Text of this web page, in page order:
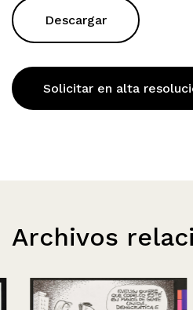
Descargar
Solicitar en alta
Archivos